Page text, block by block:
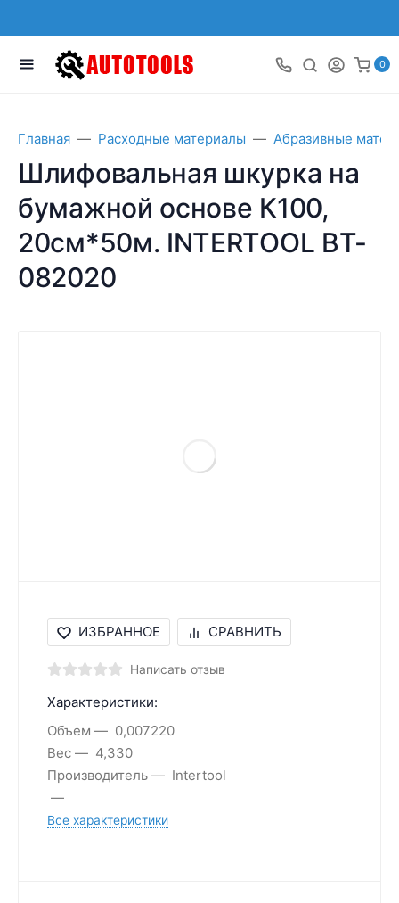
0
Главная Расходные материалы Абразивные
Шлифовальная шкурка на
бумажной основе К100,
20cм*50м. INTERTOOL BT-
082020
ИЗБРАННОЕ СРАВНИТЬ
Написать отзыв
Характеристики:
Объем
0,007220
Вес
4,330
Производитель
Intertool
Все характеристики